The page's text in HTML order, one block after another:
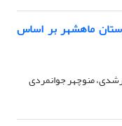
ماهشهر بر اساس
منوچهر جوانمردی